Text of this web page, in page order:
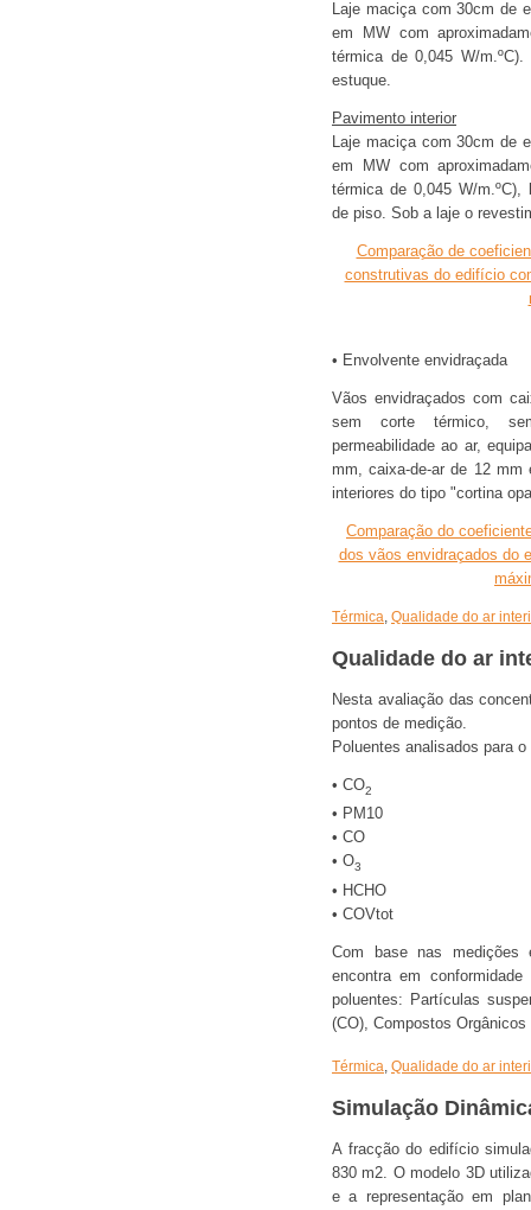
Laje maciça com 30cm de
em MW com
térmica de 0,045 W/
estuque.
Pavimento interior
Laje maciça com 30cm de
em MW com
térmica de 0,045 W/m.ºC),
de piso. Sob a laje o
Comparação de
construtivas do edifício
• Envolvente envidraçada
Vãos envidraçados com
sem corte térmico,
permeabilidade ao ar,
mm, caixa-de-ar de 12
interiores do tipo "cortina
Comparação do
dos vãos envidraçados do
Térmica, Qualidade do ar
Qualidade do ar
Nesta avaliação das
pontos de medição.
Poluentes analisados para
• CO2
• PM10
• CO
• O3
• HCHO
• COVtot
Com base nas medições
encontra em
poluentes: Partículas
(CO), Compostos Orgânicos
Térmica, Qualidade do ar
Simulação
A fracção do edifício
830 m2. O modelo 3D
e a representação em